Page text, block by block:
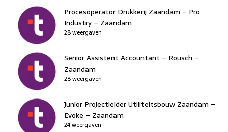
Procesoperator Drukkerij Zaandam – Pro
Industry – Zaandam
28 weergaven
Senior Assistent Accountant – Rousch –
Zaandam
28 weergaven
Junior Projectleider Utiliteitsbouw Zaandam –
Evoke – Zaandam
24 weergaven